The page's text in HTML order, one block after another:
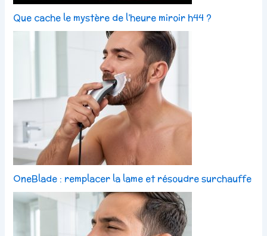
Que cache le mystère de l’heure miroir h44 ?
OneBlade : remplacer la lame et résoudre surchauffe